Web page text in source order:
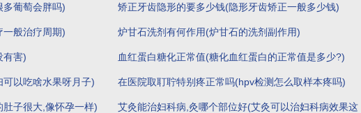
辣的疼是怎么回事）
多葡萄会胖吗) 矫正牙齿隐形的要多少钱(隐形牙齿矫正一般多少钱)
一般治疗周期) 炉甘石洗剂有何作用(炉甘石的洗剂副作用)
有害) 血红蛋白糖化正常值(糖化血红蛋白的正常值是多少?)
以吃啥水果呀月子) 在医院取耵聍特别疼正常吗(hpv检测怎么取样本疼吗)
子很大,像怀孕一样) 艾灸能治妇科病,灸哪个部位好(艾灸可以治妇科病效果这